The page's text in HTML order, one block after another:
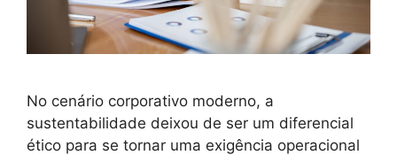
No cenário corporativo moderno, a
sustentabilidade deixou de ser um diferencial
ético para se tornar uma exigência operacional